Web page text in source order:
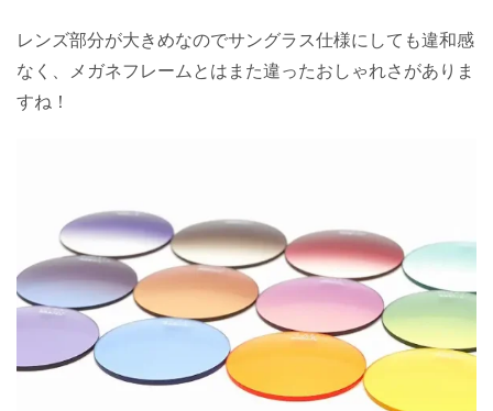
レンズ部分が大きめなのでサングラス仕様にしても違和感
なく、メガネフレームとはまた違ったおしゃれさがありま
すね！